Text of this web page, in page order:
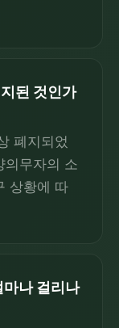
된 것인가
폐지되었
의무자의 소
상황에 따
나 걸리나